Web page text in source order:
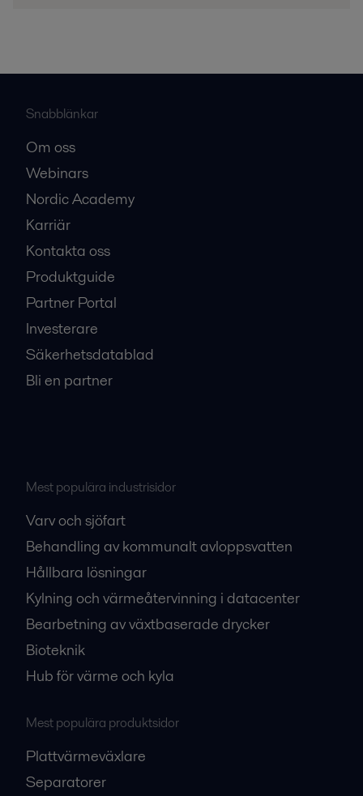
Snabblänkar
Om oss
Webinars
Nordic Academy
Karriär
Kontakta oss
Produktguide
Partner Portal
Investerare
Säkerhetsdatablad
Bli en partner
Mest populära industrisidor
Varv och sjöfart
Behandling av kommunalt avloppsvatten
Hållbara lösningar
Kylning och värmeåtervinning i datacenter
Bearbetning av växtbaserade drycker
Bioteknik
Hub för värme och kyla
Mest populära produktsidor
Plattvärmeväxlare
Separatorer